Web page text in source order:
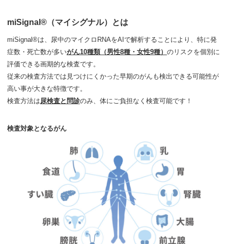
miSignal®（マイシグナル）とは
miSignal®は、尿中のマイクロRNAをAIで解析することにより、特に発
症数・死亡数が多いがん10種類（男性8種・女性9種） のリスクを個別に
評価できる画期的な検査です。
従来の検査方法では見つけにくかった早期のがんも検出できる可能性が
高い事が大きな特徴です。
検査方法は尿検査と問診のみ、体にご負担なく検査可能です！
検査対象となるがん